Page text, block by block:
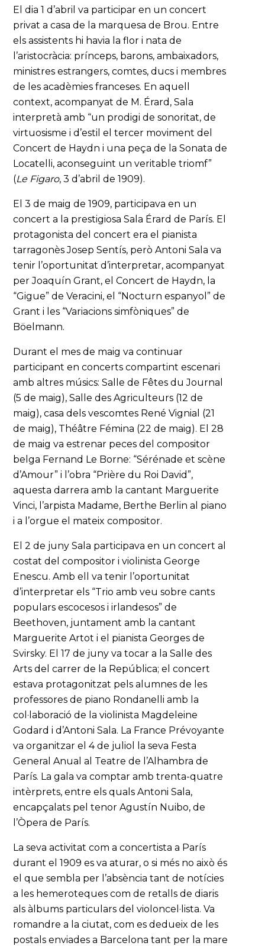
El dia 1 d’abril va participar en un concert
privat a casa de la marquesa de Brou. Entre
els assistents hi havia la flor i nata de
l’aristocràcia: prínceps, barons, ambaixadors,
ministres estrangers, comtes, ducs i membres
de les acadèmies franceses. En aquell
context, acompanyat de M. Érard, Sala
interpretà amb “un prodigi de sonoritat, de
virtuosisme i d’estil el tercer moviment del
Concert de Haydn i una peça de la Sonata de
Locatelli, aconseguint un veritable triomf”
(Le Figaro, 3 d’abril de 1909).
El 3 de maig de 1909, participava en un
concert a la prestigiosa Sala Érard de París. El
protagonista del concert era el pianista
tarragonès Josep Sentís, però Antoni Sala va
tenir l’oportunitat d’interpretar, acompanyat
per Joaquín Grant, el Concert de Haydn, la
“Gigue” de Veracini, el “Nocturn espanyol” de
Grant i les “Variacions simfòniques” de
Böelmann.
Durant el mes de maig va continuar
participant en concerts compartint escenari
amb altres músics: Salle de Fêtes du Journal
(5 de maig), Salle des Agriculteurs (12 de
maig), casa dels vescomtes René Vignial (21
de maig), Théâtre Fémina (22 de maig). El 28
de maig va estrenar peces del compositor
belga Fernand Le Borne: “Sérénade et scène
d’Amour” i l’obra “Prière du Roi David”,
aquesta darrera amb la cantant Marguerite
Vinci, l’arpista Madame, Berthe Berlin al piano
i a l’orgue el mateix compositor.
El 2 de juny Sala participava en un concert al
costat del compositor i violinista George
Enescu. Amb ell va tenir l’oportunitat
d’interpretar els “Trio amb veu sobre cants
populars escocesos i irlandesos” de
Beethoven, juntament amb la cantant
Marguerite Artot i el pianista Georges de
Svirsky. El 17 de juny va tocar a la Salle des
Arts del carrer de la República; el concert
estava protagonitzat pels alumnes de les
professores de piano Rondanelli amb la
col·laboració de la violinista Magdeleine
Godard i d’Antoni Sala. La France Prévoyante
va organitzar el 4 de juliol la seva Festa
General Anual al Teatre de l’Alhambra de
París. La gala va comptar amb trenta-quatre
intèrprets, entre els quals Antoni Sala,
encapçalats pel tenor Agustín Nuibo, de
l’Òpera de París.
La seva activitat com a concertista a París
durant el 1909 es va aturar, o si més no això és
el que sembla per l’absència tant de notícies
a les hemeroteques com de retalls de diaris
als àlbums particulars del violoncel·lista. Va
romandre a la ciutat, com es dedueix de les
postals enviades a Barcelona tant per la mare